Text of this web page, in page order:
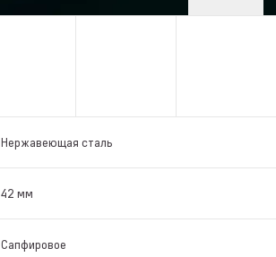
Нержавеющая сталь
42 мм
Сапфировое